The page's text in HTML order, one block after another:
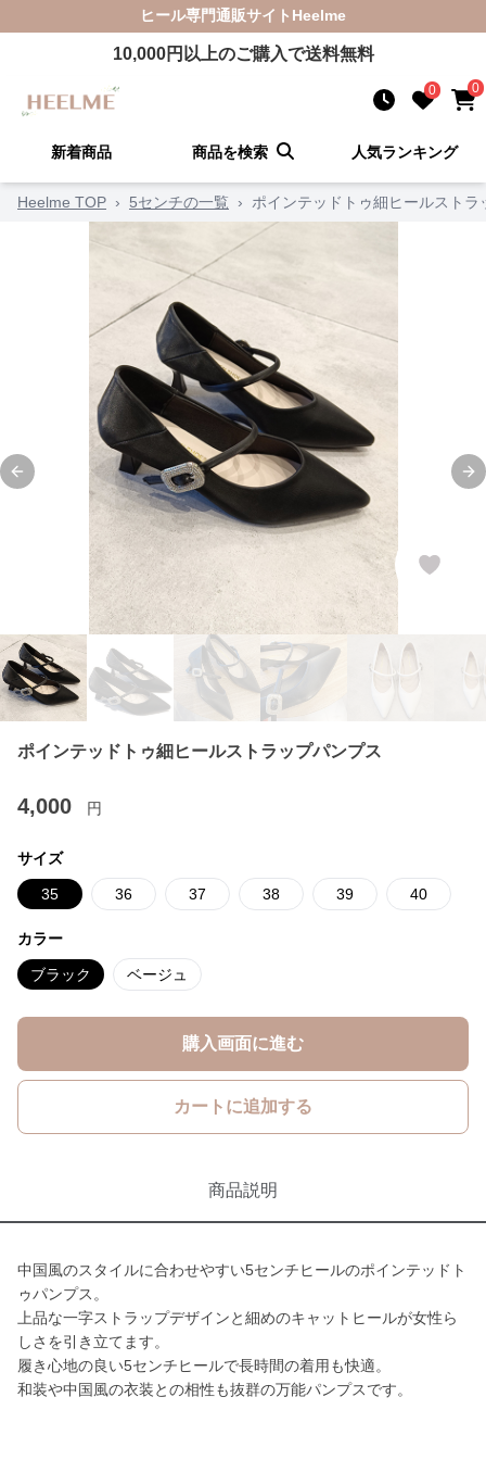
ヒール専門通販サイト Heelme
10,000円以上のご購入で送料無料
0 0
新着商品 商品を検索 人気ランキング
Heelme TOP › 5センチの一覧 › ポインテッドトゥ細ヒールストラ
Previous slide
ポインテッドトゥ細ヒールストラップパンプス
4,000 円
サイズ
35 36 37 38 39 40
カラー
ブラック ベージュ
購入画面に進む
カートに追加する
商品説明
中国風のスタイルに合わせやすい5センチヒールのポインテッドト
ゥパンプス。
上品な一字ストラップデザインと細めのキャットヒールが女性ら
しさを引き立てます。
履き心地の良い5センチヒールで長時間の着用も快適。
和装や中国風の衣装との相性も抜群の万能パンプスです。